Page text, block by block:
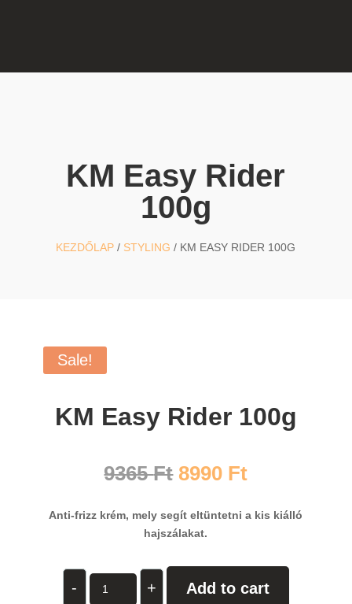
KM Easy Rider
100g
KEZDŐLAP/STYLING / KM EASY RIDER 100G
Sale!
KM Easy Rider 100g
9365Ft 8990Ft
Anti-frizz krém, mely segít eltüntetni a kis kiálló
hajszálakat.
-
KM
Easy
+ Add to cart